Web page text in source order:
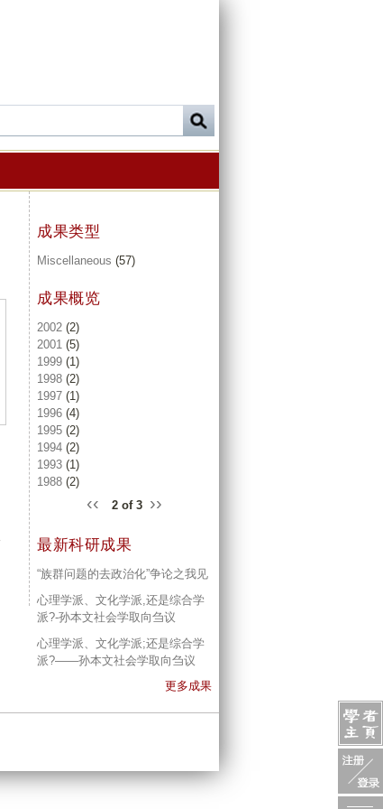
成果类型
Miscellaneous (57)
成果概览
2002 (2)
2001 (5)
1999 (1)
1998 (2)
1997 (1)
1996 (4)
1995 (2)
1994 (2)
1993 (1)
1988 (2)
‹‹ 2 of 3 ››
最新科研成果
“族群问题的去政治化”争论之我见
心理学派、文化学派,还是综合学
派?-孙本文社会学取向刍议
心理学派、文化学派;还是综合学
派?——孙本文社会学取向刍议
更多成果